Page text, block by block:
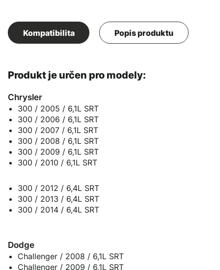
Kompatibilita Popis produktu
Produkt je určen pro modely:
Chrysler
300 / 2005 / 6,1L SRT
300 / 2006 / 6,1L SRT
300 / 2007 / 6,1L SRT
300 / 2008 / 6,1L SRT
300 / 2009 / 6,1L SRT
300 / 2010 / 6,1L SRT
300 / 2012 / 6,4L SRT
300 / 2013 / 6,4L SRT
300 / 2014 / 6,4L SRT
Dodge
Challenger / 2008 / 6,1L SRT
Challenger / 2009 / 6,1L SRT